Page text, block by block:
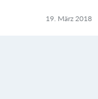
19. März 2018